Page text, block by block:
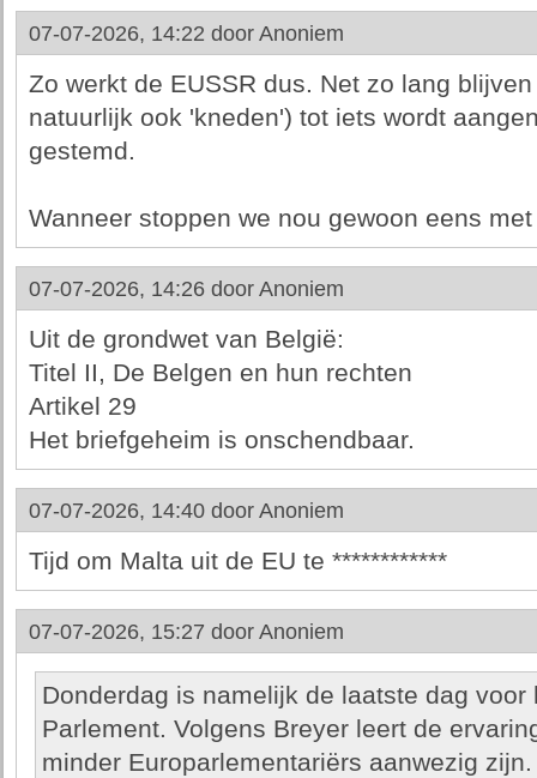
07-07-2026, 14:22 door Anoniem
Zo werkt de EUSSR dus. Net zo lang
natuurlijk ook 'kneden') tot iets wordt
gestemd.
Wanneer stoppen we nou gewoon eens
07-07-2026, 14:26 door Anoniem
Uit de grondwet van België:
Titel II, De Belgen en hun rechten
Artikel 29
Het briefgeheim is onschendbaar.
07-07-2026, 14:40 door Anoniem
Tijd om Malta uit de EU te ************
07-07-2026, 15:27 door Anoniem
Donderdag is namelijk de laatste dag
Parlement. Volgens Breyer leert de
minder Europarlementariërs aanwezig zijn.